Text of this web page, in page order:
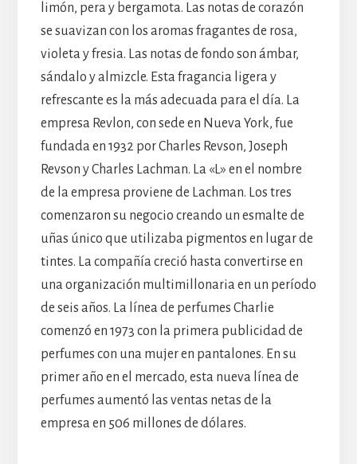
limón, pera y bergamota. Las notas de corazón
se suavizan con los aromas fragantes de rosa,
violeta y fresia. Las notas de fondo son ámbar,
sándalo y almizcle. Esta fragancia ligera y
refrescante es la más adecuada para el día. La
empresa Revlon, con sede en Nueva York, fue
fundada en 1932 por Charles Revson, Joseph
Revson y Charles Lachman. La «L» en el nombre
de la empresa proviene de Lachman. Los tres
comenzaron su negocio creando un esmalte de
uñas único que utilizaba pigmentos en lugar de
tintes. La compañía creció hasta convertirse en
una organización multimillonaria en un período
de seis años. La línea de perfumes Charlie
comenzó en 1973 con la primera publicidad de
perfumes con una mujer en pantalones. En su
primer año en el mercado, esta nueva línea de
perfumes aumentó las ventas netas de la
empresa en 506 millones de dólares.